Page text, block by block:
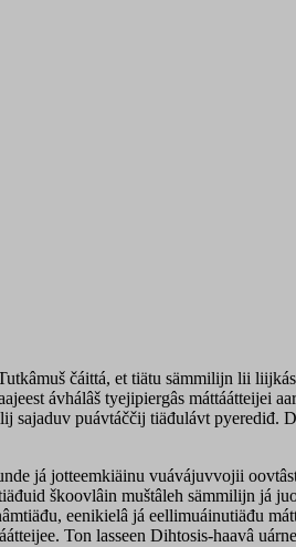
čáittá, et tiätu sämmilijn lii
ávhálâš tyejipiergâs máttáátteijei
sajaduv puávtáččij tiäđulávt pyerediđ.
já jotteemkiäinu vuávájuvvojii
škoovlâin muštâleh sämmilijn já
eenikielâ já eellimuáinutiäđu
Ton lasseen Dihtosis-haavâ